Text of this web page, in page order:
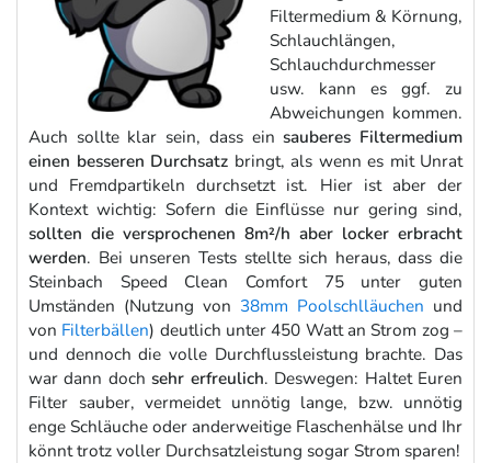
Filtermedium & Körnung,
Schlauchlängen,
Schlauchdurchmesser
usw. kann es ggf. zu
Abweichungen kommen.
Auch sollte klar sein, dass einsauberes Filtermedium
einen besseren Durchsatz bringt, als wenn es mit Unrat
und Fremdpartikeln durchsetzt ist. Hier ist aber der
Kontext wichtig: Sofern die Einflüsse nur gering sind,
sollten die versprochenen 8m²/h aber locker erbracht
werden. Bei unseren Tests stellte sich heraus, dass die
Steinbach Speed Clean Comfort 75 unter guten
Umständen (Nutzung von 38mm Poolschlläuchen und
von Filterbällen) deutlich unter 450 Watt an Strom zog –
und dennoch die volle Durchflussleistung brachte. Das
war dann dochsehr erfreulich. Deswegen: Haltet Euren
Filter sauber, vermeidet unnötig lange, bzw. unnötig
enge Schläuche oder anderweitige Flaschenhälse und Ihr
könnt trotz voller Durchsatzleistung sogar Strom sparen!